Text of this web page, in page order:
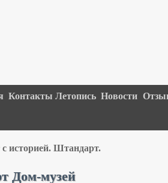
Контакты Летопись Новости
с историей. Штандарт.
Дом-музей